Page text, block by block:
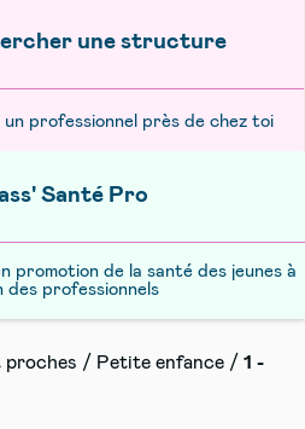
une structure
professionnel près de chez toi
Santé Pro
promotion de la santé des jeunes à
des professionnels
proches / Petite enfance / 1 -